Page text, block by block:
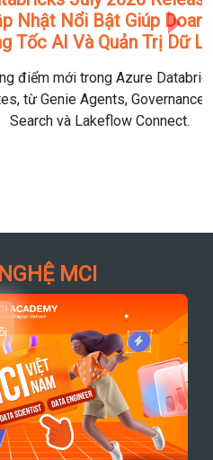
Giúp Doanh Nghiệp
Quản Trị Dữ Liệu
Azure Databricks July 2026
Governance Hub đến AI
Connect.
MCI
Tạo